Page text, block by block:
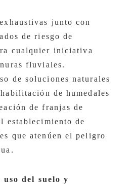
junto con
de riesgo de
cualquier iniciativa
fluviales.
de soluciones naturales
de humedales
de franjas de
establecimiento de
que atenúen el peligro
uso del suelo y